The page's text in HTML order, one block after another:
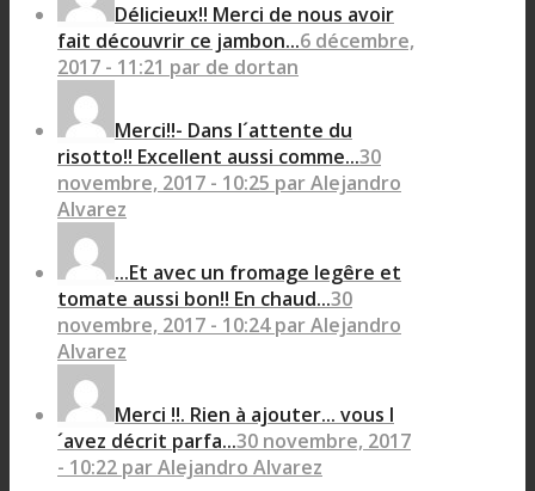
Délicieux!! Merci de nous avoir
fait découvrir ce jambon...6 décembre,
2017 - 11:21 par de dortan
Merci!!- Dans l´attente du
risotto!! Excellent aussi comme...30
novembre, 2017 - 10:25 par Alejandro
Alvarez
...Et avec un fromage legêre et
tomate aussi bon!! En chaud...30
novembre, 2017 - 10:24 par Alejandro
Alvarez
Merci !!. Rien à ajouter... vous l
´avez décrit parfa...30 novembre, 2017
- 10:22 par Alejandro Alvarez